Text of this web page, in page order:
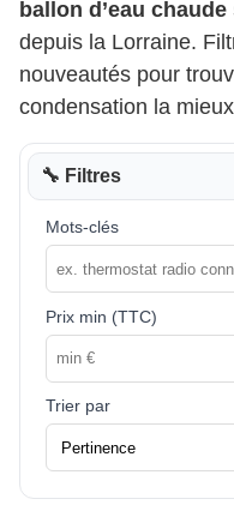
ballon d’eau chaude
depuis la Lorraine.
nouveautés pour
condensation la
🔧 Filtres
Mots-clés
Prix min (TTC)
Trier par